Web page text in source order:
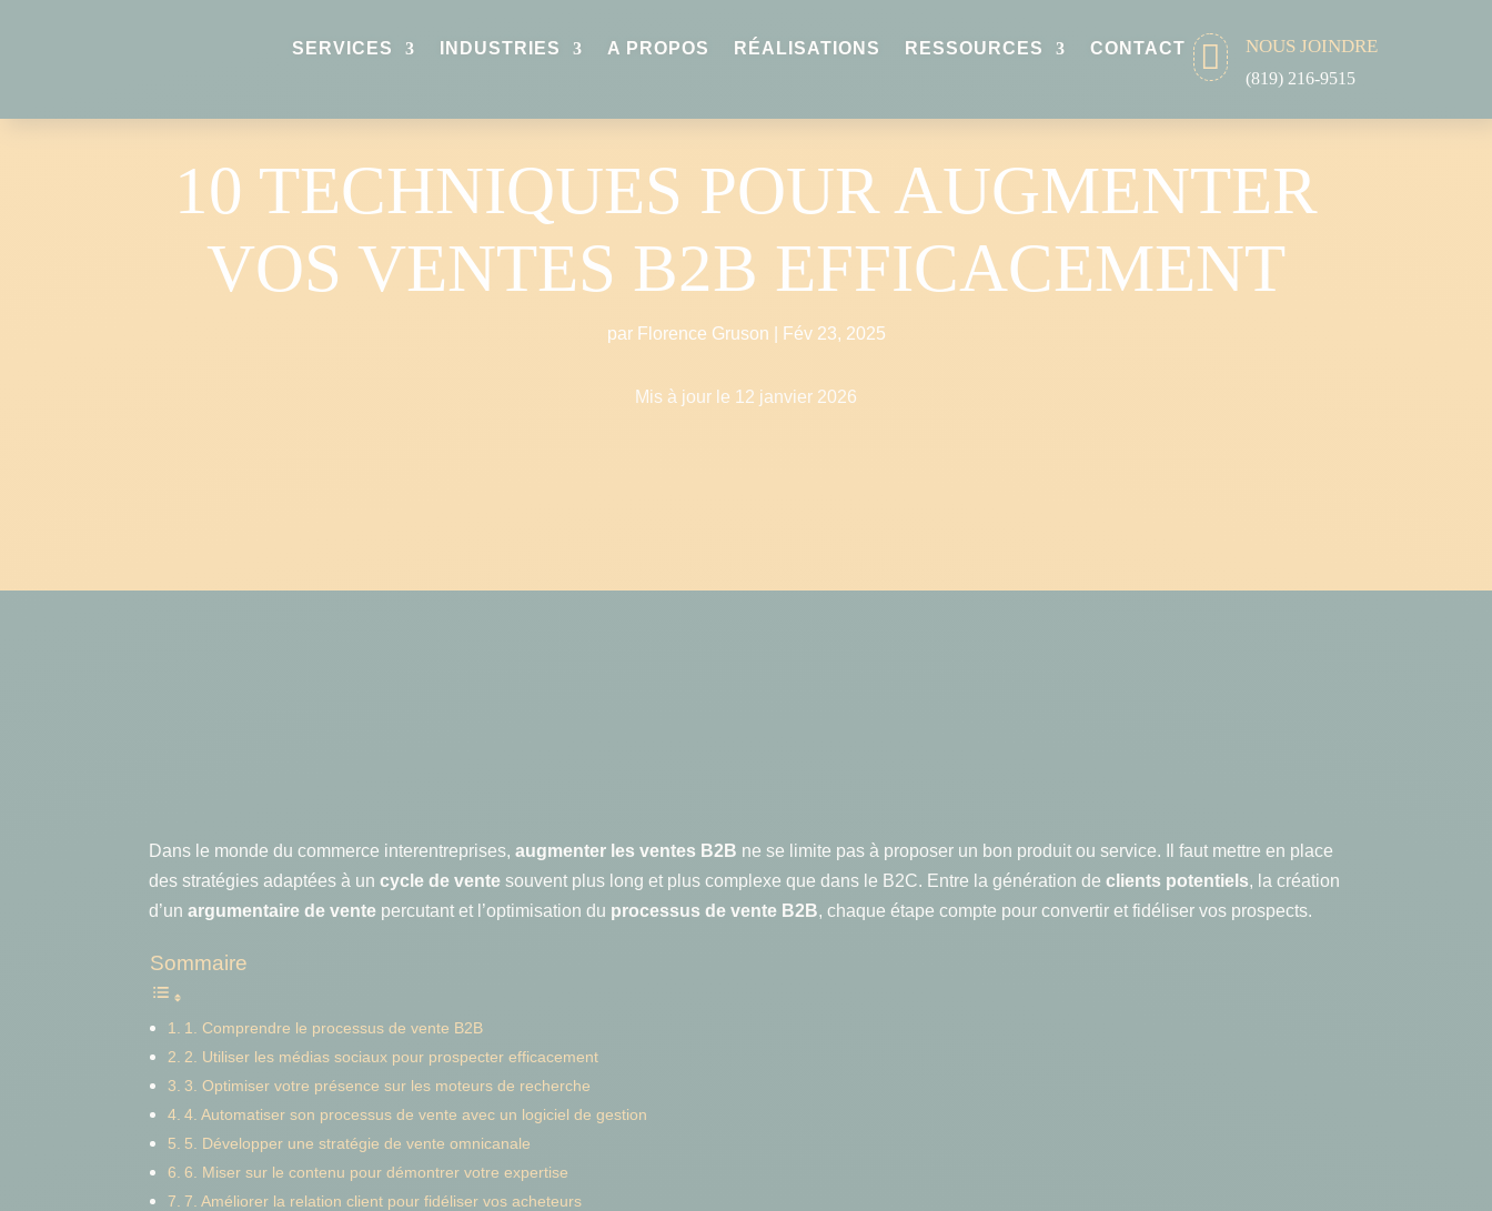
SERVICES INDUSTRIES A PROPOS RÉALISATIONS RESSOURCES CONTACT  NOUS JOINDRE
(819) 216-9515
10 TECHNIQUES POUR AUGMENTER
VOS VENTES B2B EFFICACEMENT
par Florence Gruson Fév 23, 2025
Mis à jour le 12 janvier 2026
Dans le monde du commerce interentreprises,augmenter les ventes B2B ne se limite pas à proposer un bon produit ou service. Il faut mettre en place
des stratégies adaptées à uncycle de vente souvent plus long et plus complexe que dans le B2C. Entre la génération declients potentiels, la création
d’unargumentaire de vente percutant et l’optimisation du processus de vente B2B, chaque étape compte pour convertir et fidéliser vos prospects.
Sommaire
1. Comprendre le processus de vente B2B
2. Utiliser les médias sociaux pour prospecter efficacement
3. Optimiser votre présence sur les moteurs de recherche
4. Automatiser son processus de vente avec un logiciel de gestion
5. Développer une stratégie de vente omnicanale
6. Miser sur le contenu pour démontrer votre expertise
7. Améliorer la relation client pour fidéliser vos acheteurs